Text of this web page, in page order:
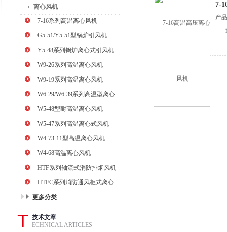
离心风机
7-16系列高温离心风机
G5-51/Y5-51型锅炉引风机
Y5-48系列锅炉离心式引风机
W9-26系列高温离心风机
W9-19系列高温离心风机
W6-29/W6-39系列高温型离心
式风机
W5-48型耐高温离心风机
W5-47系列高温离心式风机
W4-73-11型高温离心风机
W4-68高温离心风机
HTF系列轴流式消防排烟风机
HTFC系列消防通风柜式离心
风机
更多分类
T 技术文章
ECHNICAL ARTICLES
7-
产